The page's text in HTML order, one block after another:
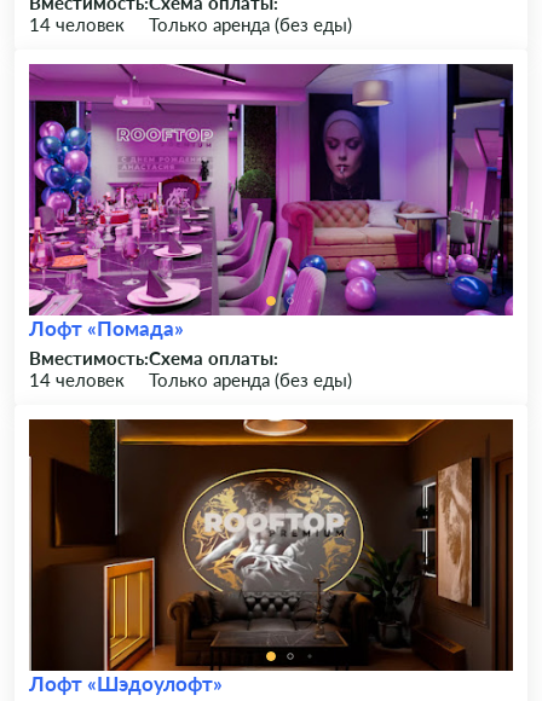
14 человек
Только аренда (без еды)
Лофт «Помада»
Вместимость:
14 человек
Схема оплаты:
Только аренда (без еды)
Лофт «Шэдоулофт»